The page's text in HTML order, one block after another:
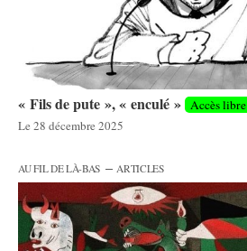
« Fils de pute », « enculé » Accès libre
Le 28 décembre 2025
AU FIL DE LÀ-BAS – ARTICLES